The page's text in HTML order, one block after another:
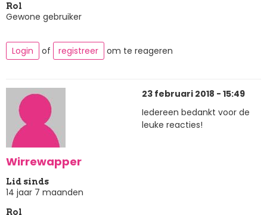
Rol
Gewone gebruiker
Login of registreer om te reageren
Wirrewapper
Lid sinds
14 jaar 7 maanden
Rol
23 februari 2018 - 15:49
Iedereen bedankt voor de
leuke reacties!